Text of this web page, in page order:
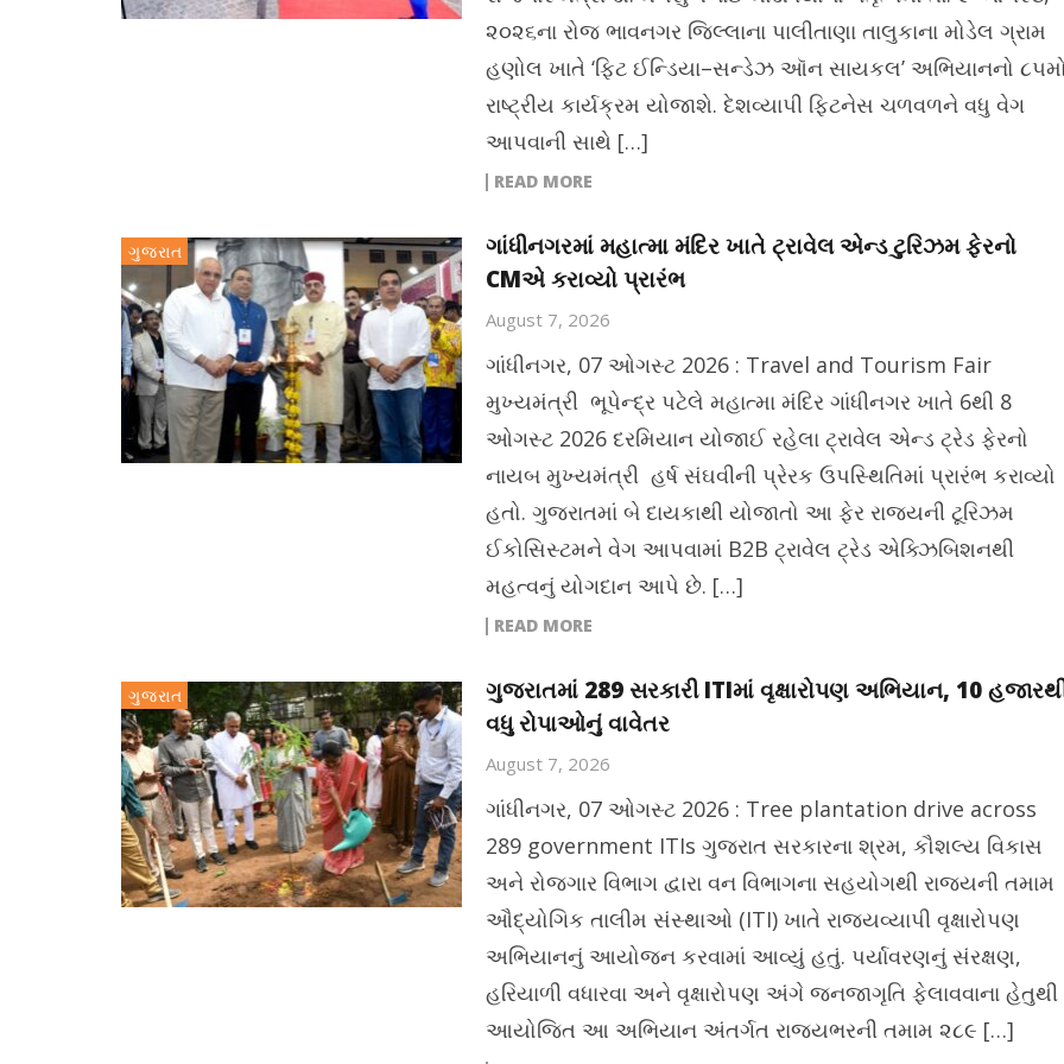
૨૦૨૬ના રોજ ભાવનગર જિલ્લાના પાલીતાણા તાલુકાના મોડેલ ગ્રામ
હણોલ ખાતે ‘ફિટ ઈન્ડિયા–સન્ડેઝ ઑન સાયકલ’ અભિયાનનો
રાષ્ટ્રીય કાર્યક્રમ યોજાશે. દેશવ્યાપી ફિટનેસ ચળવળને વધુ વેગ
આપવાની સાથે […]
READ MORE
ગુજરાત
ગાંધીનગરમાં મહાત્મા મંદિર ખાતે ટ્રાવેલ એન્ડ ટુરિઝમ ફેરનો
CMએ કરાવ્યો પ્રારંભ
August 7, 2026
ગાંધીનગર, 07 ઓગસ્ટ 2026 : Travel and Tourism Fair
મુખ્યમંત્રી ભૂપેન્દ્ર પટેલે મહાત્મા મંદિર ગાંધીનગર ખાતે 6થી 8
ઓગસ્ટ 2026 દરમિયાન યોજાઈ રહેલા ટ્રાવેલ એન્ડ ટ્રેડ ફેરનો
નાયબ મુખ્યમંત્રી હર્ષ સંઘવીની પ્રેરક ઉપસ્થિતિમાં પ્રારંભ કરાવ્યો
હતો. ગુજરાતમાં બે દાયકાથી યોજાતો આ ફેર રાજ્યની ટૂરિઝમ
ઈકોસિસ્ટમને વેગ આપવામાં B2B ટ્રાવેલ ટ્રેડ એક્ઝિબિશનથી
મહત્વનું યોગદાન આપે છે. […]
READ MORE
ગુજરાત
ગુજરાતમાં 289 સરકારી ITIમાં વૃક્ષારોપણ અભિયાન, 10
વધુ રોપાઓનું વાવેતર
August 7, 2026
ગાંધીનગર, 07 ઓગસ્ટ 2026 : Tree plantation drive across
289 government ITIs ગુજરાત સરકારના શ્રમ, કૌશલ્ય વિકાસ
અને રોજગાર વિભાગ દ્વારા વન વિભાગના સહયોગથી રાજ્યની તમામ
ઔદ્યોગિક તાલીમ સંસ્થાઓ (ITI) ખાતે રાજ્યવ્યાપી વૃક્ષારોપણ
અભિયાનનું આયોજન કરવામાં આવ્યું હતું. પર્યાવરણનું સંરક્ષણ,
હરિયાળી વધારવા અને વૃક્ષારોપણ અંગે જનજાગૃતિ ફેલાવવાના હેતુથી
આયોજિત આ અભિયાન અંતર્ગત રાજ્યભરની તમામ ૨૮૯ […]